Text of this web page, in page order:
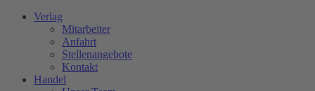
Verlag
Mitarbeiter
Anfahrt
Stellenangebote
Kontakt
Handel